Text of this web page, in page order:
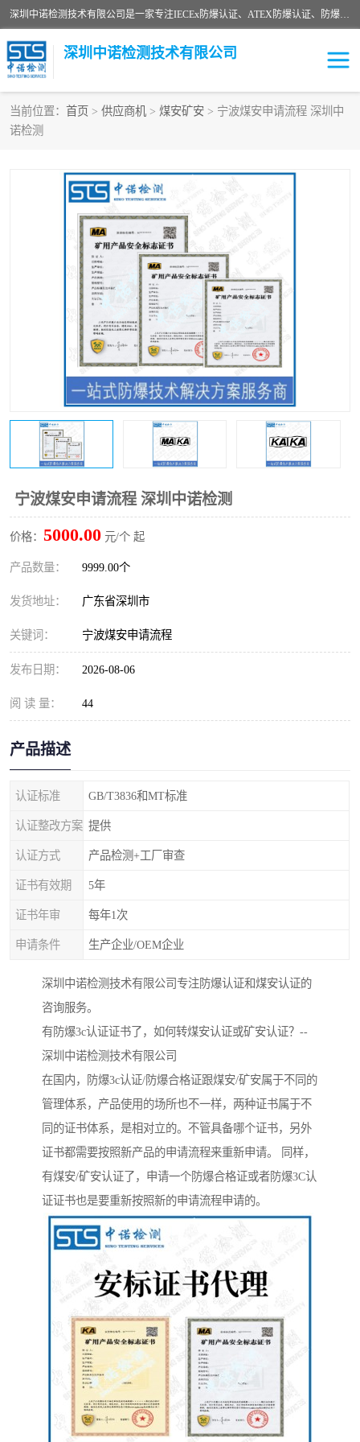
深圳中诺检测技术有限公司是一家专注IECEx防爆认证、ATEX防爆认证、防爆电气检测、防爆合格证、煤安认证等代理机构，可为客户提供从防爆设计、认证、现场检查、工程施工改造、培训等一站式服务。
深圳中诺检测技术有限公司
当前位置： 首页 > 供应商机 > 煤安矿安 > 宁波煤安申请流程 深圳中
诺检测
宁波煤安申请流程 深圳中诺检测
价格： 5000.00 元/个 起
产品数量： 9999.00个
发货地址： 广东省深圳市
关键词： 宁波煤安申请流程
发布日期： 2026-08-06
阅 读 量： 44
产品描述
认证标准 GB/T3836和MT标准
认证整改方案 提供
认证方式 产品检测+工厂审查
证书有效期 5年
证书年审 每年1次
申请条件 生产企业/OEM企业
深圳中诺检测技术有限公司专注防爆认证和煤安认证的
咨询服务。
有防爆3c认证证书了，如何转煤安认证或矿安认证？--
深圳中诺检测技术有限公司
在国内，防爆3c认证/防爆合格证跟煤安/矿安属于不同的
管理体系，产品使用的场所也不一样，两种证书属于不
同的证书体系，是相对立的。不管具备哪个证书，另外
证书都需要按照新产品的申请流程来重新申请。 同样，
有煤安/矿安认证了，申请一个防爆合格证或者防爆3C认
证证书也是要重新按照新的申请流程申请的。
ATEX防爆认证
防爆3C认证 现场防爆检测
煤安矿安
IECEx防爆认证 防爆设计
防爆资质证书 各国防爆认证
SIL认证
防爆电气检测机构 防爆合格证代理机构